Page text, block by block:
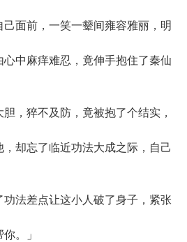
面前，一笑一颦间雍容雅丽，明
中麻痒难忍，竟伸手抱住了秦仙
猝不及防，竟被抱了个结实，
却忘了临近功法大成之际，自己
法差点让这小人破了身子，紧张
。」